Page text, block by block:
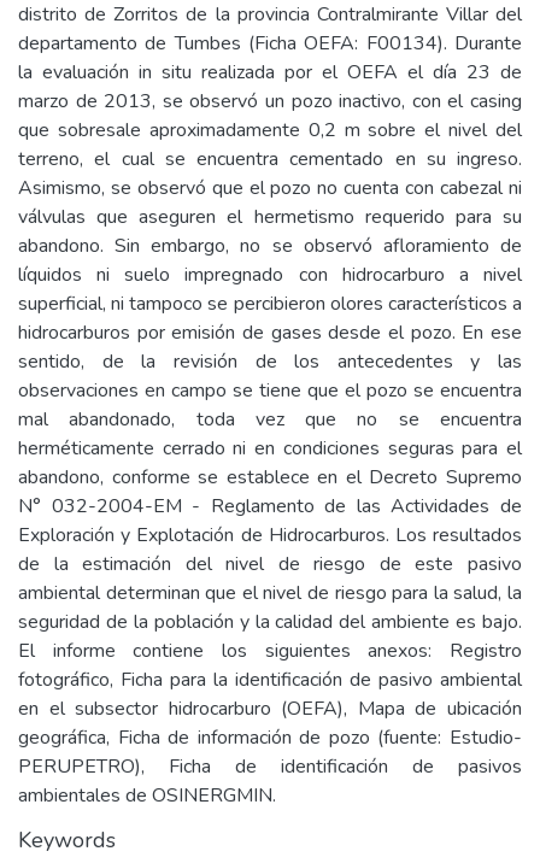
distrito de Zorritos de la provincia Contralmirante Villar del
departamento de Tumbes (Ficha OEFA: F00134). Durante
la evaluación in situ realizada por el OEFA el día 23 de
marzo de 2013, se observó un pozo inactivo, con el casing
que sobresale aproximadamente 0,2 m sobre el nivel del
terreno, el cual se encuentra cementado en su ingreso.
Asimismo, se observó que el pozo no cuenta con cabezal ni
válvulas que aseguren el hermetismo requerido para su
abandono. Sin embargo, no se observó afloramiento de
líquidos ni suelo impregnado con hidrocarburo a nivel
superficial, ni tampoco se percibieron olores característicos a
hidrocarburos por emisión de gases desde el pozo. En ese
sentido, de la revisión de los antecedentes y las
observaciones en campo se tiene que el pozo se encuentra
mal abandonado, toda vez que no se encuentra
herméticamente cerrado ni en condiciones seguras para el
abandono, conforme se establece en el Decreto Supremo
N° 032-2004-EM - Reglamento de las Actividades de
Exploración y Explotación de Hidrocarburos. Los resultados
de la estimación del nivel de riesgo de este pasivo
ambiental determinan que el nivel de riesgo para la salud, la
seguridad de la población y la calidad del ambiente es bajo.
El informe contiene los siguientes anexos: Registro
fotográfico, Ficha para la identificación de pasivo ambiental
en el subsector hidrocarburo (OEFA), Mapa de ubicación
geográfica, Ficha de información de pozo (fuente: Estudio-
PERUPETRO), Ficha de identificación de pasivos
ambientales de OSINERGMIN.
Keywords